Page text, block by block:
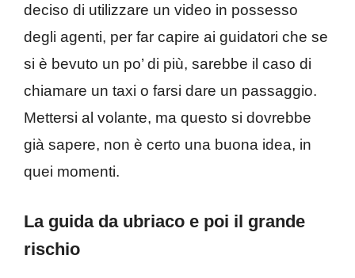
deciso di utilizzare un video in possesso
degli agenti, per far capire ai guidatori che se
si è bevuto un po’ di più, sarebbe il caso di
chiamare un taxi o farsi dare un passaggio.
Mettersi al volante, ma questo si dovrebbe
già sapere, non è certo una buona idea, in
quei momenti.
La guida da ubriaco e poi il grande
rischio